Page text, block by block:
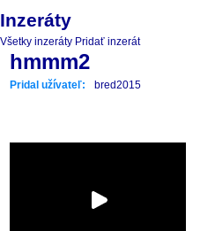
Inzeráty
Všetky inzeráty Pridať inzerát
hmmm2
Pridal užívateľ: bred2015